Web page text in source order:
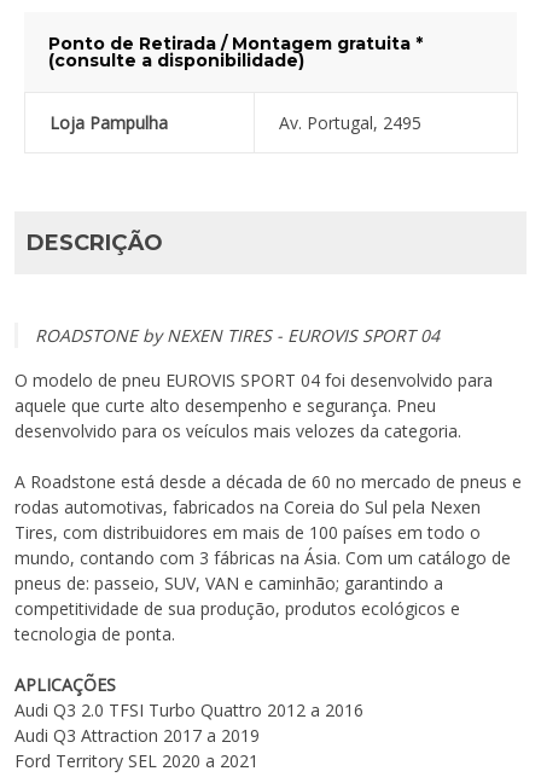
Ponto de Retirada / Montagem gratuita *
(consulte a disponibilidade)
Loja Pampulha Av. Portugal, 2495
DESCRIÇÃO
ROADSTONE by NEXEN TIRES - EUROVIS SPORT 04
O modelo de pneu EUROVIS SPORT 04 foi desenvolvido para
aquele que curte alto desempenho e segurança. Pneu
desenvolvido para os veículos mais velozes da categoria.
A Roadstone está desde a década de 60 no mercado de pneus e
rodas automotivas, fabricados na Coreia do Sul pela Nexen
Tires, com distribuidores em mais de 100 países em todo o
mundo, contando com 3 fábricas na Ásia. Com um catálogo de
pneus de: passeio, SUV, VAN e caminhão; garantindo a
competitividade de sua produção, produtos ecológicos e
tecnologia de ponta.
APLICAÇÕES
Audi Q3 2.0 TFSI Turbo Quattro 2012 a 2016
Audi Q3 Attraction 2017 a 2019
Ford Territory SEL 2020 a 2021